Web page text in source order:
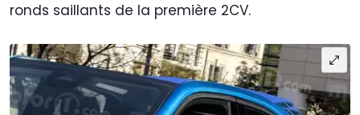
ronds saillants de la première 2CV.